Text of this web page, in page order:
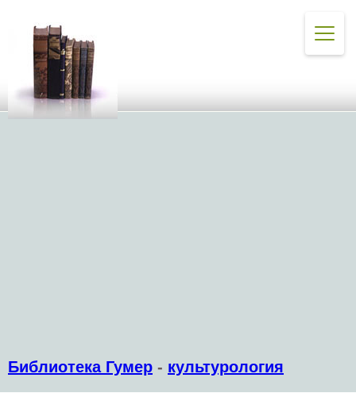
Библиотека Гумер - культурология